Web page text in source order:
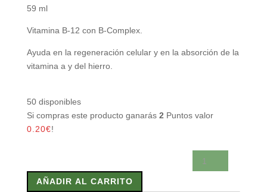
59 ml
Vitamina B-12 con B-Complex.
Ayuda en la regeneración celular y en la absorción de la
vitamina a y del hierro.
50 disponibles
Si compras este producto ganarás 2 Puntos valor
0.20€!
B12
CON
AÑADIR AL CARRITO